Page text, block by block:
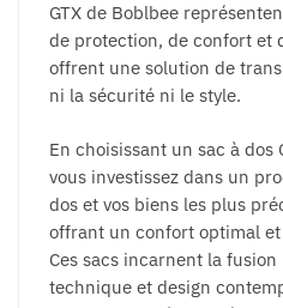
GTX de Boblbee
de protection, de confort et
offrent une solution de
ni la sécurité ni le style.
En choisissant un sac à dos
vous investissez dans un
dos et vos biens les plus
offrant un confort optimal
Ces sacs incarnent la
technique et design